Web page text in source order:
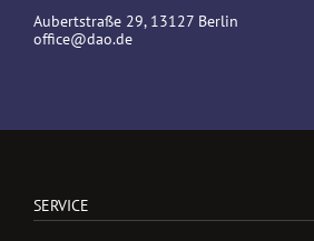
Aubertstraße 29, 13127 Berlin
office@dao.de
SERVICE